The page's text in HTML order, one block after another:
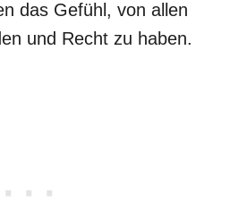
das Gefühl, von allen
und Recht zu haben.